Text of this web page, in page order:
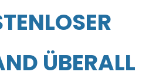
ÜBERALL